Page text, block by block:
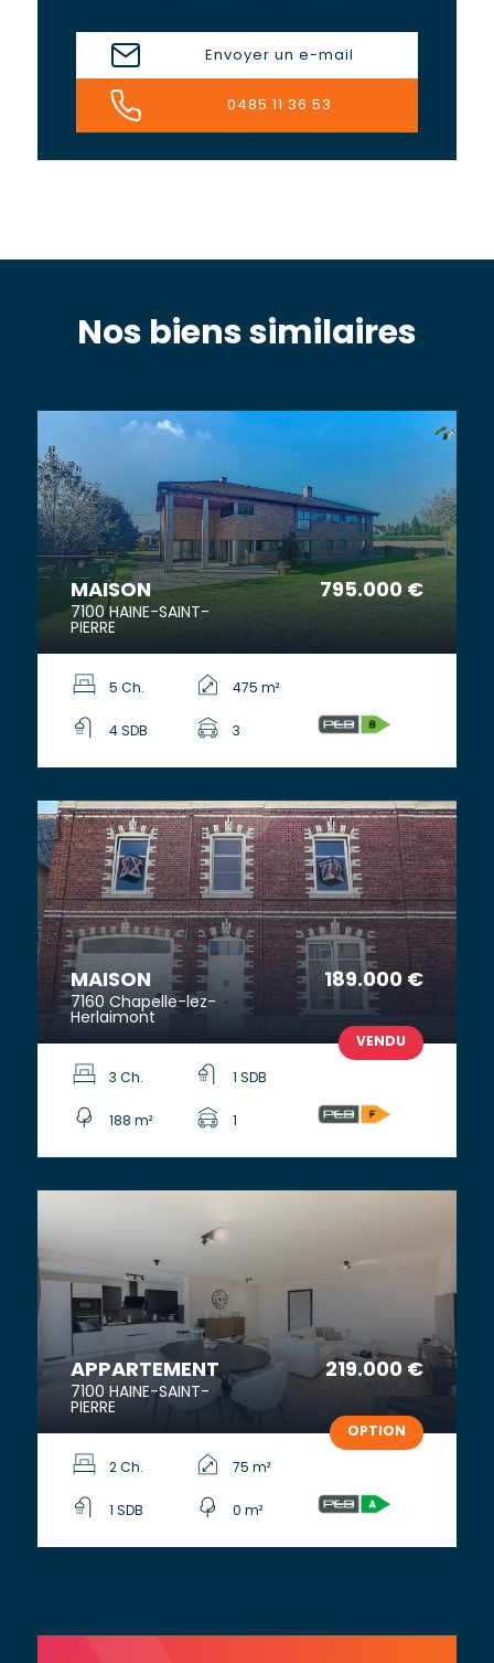
Envoyer un e-mail
0485 11 36 53
Nos biens similaires
MAISON 795.000 €
7100 HAINE-SAINT-
PIERRE
5 Ch. 475 m²
4 SDB 3
MAISON 189.000 €
7160 Chapelle-lez-
Herlaimont
VENDU
3 Ch. 1 SDB
188 m²
APPARTEMENT 219.000 €
7100 HAINE-SAINT-
PIERRE
OPTION
2 Ch. 75 m²
1 SDB 0 m²